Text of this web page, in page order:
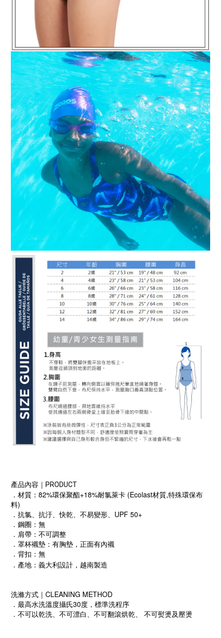
產品內容｜PRODUCT
．材質：82%環保聚酯+18%耐氯萊卡 (Ecolast材質,特殊環保布
料)
．抗氯、抗汙、快乾、不易變形、UPF 50+
．鋼圈：無
．肩帶：不可調整
．罩杯襯墊：有胸墊，正面有內襯
．背扣：無
．產地：義大利設計，越南製造
洗滌方式｜CLEANING METHOD
．最高水洗溫度攝氏30度，標準洗程序
．不可以乾洗、不可漂白、不可翻滾烘乾、 不可熨燙及壓燙